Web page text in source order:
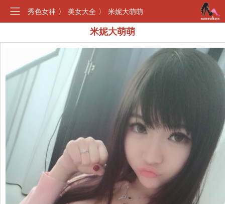
秀色女神 〉 美女大全 〉 米妮大萌萌
米妮大萌萌